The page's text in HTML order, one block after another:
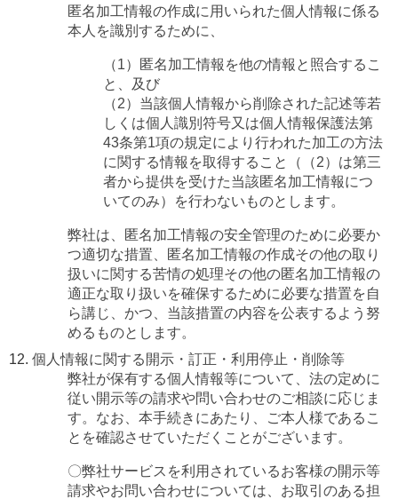
匿名加工情報の作成に用いられた個人情報に係る
本人を識別するために、
（1）匿名加工情報を他の情報と照合するこ
と、及び
（2）当該個人情報から削除された記述等若
しくは個人識別符号又は個人情報保護法第
43条第1項の規定により行われた加工の方法
に関する情報を取得すること（（2）は第三
者から提供を受けた当該匿名加工情報につ
いてのみ）を行わないものとします。
弊社は、匿名加工情報の安全管理のために必要か
つ適切な措置、匿名加工情報の作成その他の取り
扱いに関する苦情の処理その他の匿名加工情報の
適正な取り扱いを確保するために必要な措置を自
ら講じ、かつ、当該措置の内容を公表するよう努
めるものとします。
個人情報に関する開示・訂正・利用停止・削除等
弊社が保有する個人情報等について、法の定めに
従い開示等の請求や問い合わせのご相談に応じま
す。なお、本手続きにあたり、ご本人様であるこ
とを確認させていただくことがございます。
〇弊社サービスを利用されているお客様の開示等
請求やお問い合わせについては、お取引のある担